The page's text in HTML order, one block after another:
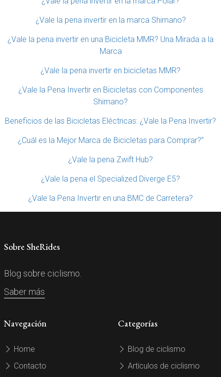
¿Vale la pena invertir en la marca Shimano?
¿Vale la pena invertir en una Bicicleta MMR? Una Mirada a la
Marca
¿Vale la pena invertir en bicicletas MMR?
¿Vale la Pena Invertir en Bicicletas con Componentes
Shimano?
Beneficios de las Bicicletas Eléctricas: ¿Vale la Pena Invertir?
¿Cuál es la Mejor Marca de Bicicletas para Comprar?”
¿Vale la pena Zwift Hub?
¿Vale la pena el Specialized Diverge E5?
¿Vale la Pena Invertir en una BMC de Carretera?
Sobre SheRides
Blog sobre ciclismo.
Saber más
Navegación
Home
Contacto
Categorías
Blog de ciclismo
Artículos de ciclismo